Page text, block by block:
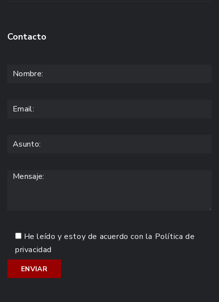
Contacto
He leído y estoy de acuerdo con la Política de
privacidad